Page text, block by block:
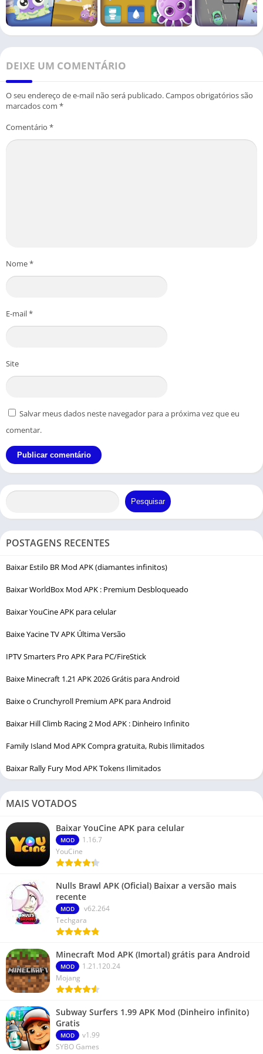
DEIXE UM COMENTÁRIO
O seu endereço de e-mail não será publicado.Campos obrigatórios são
marcados com *
Comentário *
Nome*
E-mail*
Site
Salvar meus dados neste navegador para a próxima vez que eu
comentar.
Pesquisar
POSTAGENS RECENTES
Baixar Estilo BR Mod APK (diamantes infinitos)
Baixar WorldBox Mod APK : Premium Desbloqueado
Baixar YouCine APK para celular
Baixe Yacine TV APK Última Versão
IPTV Smarters Pro APK Para PC/FireStick
Baixe Minecraft 1.21 APK 2026 Grátis para Android
Baixe o Crunchyroll Premium APK para Android
Baixar Hill Climb Racing 2 Mod APK : Dinheiro Infinito
Family Island Mod APK Compra gratuita, Rubis Ilimitados
Baixar Rally Fury Mod APK Tokens Ilimitados
MAIS VOTADOS
Baixar YouCine APK para celular
MOD
1.16.7
YouCine
Nulls Brawl APK (Oficial) Baixar a versão mais
recente
MOD
v62.264
Techgara
Minecraft Mod APK (Imortal) grátis para Android
MOD
1.21.120.24
Mojang
Subway Surfers 1.99 APK Mod (Dinheiro infinito)
Gratis
MOD
v1.99
SYBO Games